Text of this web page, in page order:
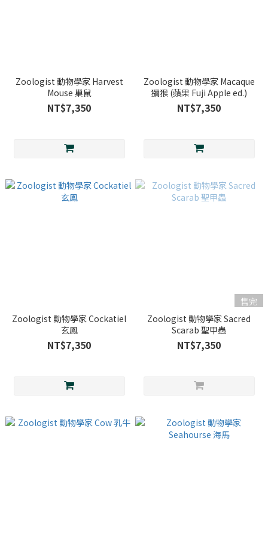
Zoologist 動物學家 Harvest
Mouse 巢鼠
NT$7,350
Zoologist 動物學家 Macaque
獼猴 (蘋果 Fuji Apple ed.)
NT$7,350
Zoologist 動物學家 Cockatiel
玄鳳
NT$7,350
售完
Zoologist 動物學家 Sacred
Scarab 聖甲蟲
NT$7,350